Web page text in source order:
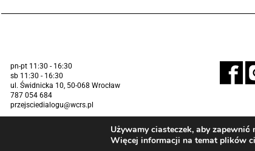
pn-pt 11:30 - 16:30
sb 11:30 - 16:30
ul. Świdnicka 10, 50-068 Wrocław
787 054 684
przejsciedialogu@wcrs.pl
Używamy ciasteczek, aby
Więcej informacji na temat plików